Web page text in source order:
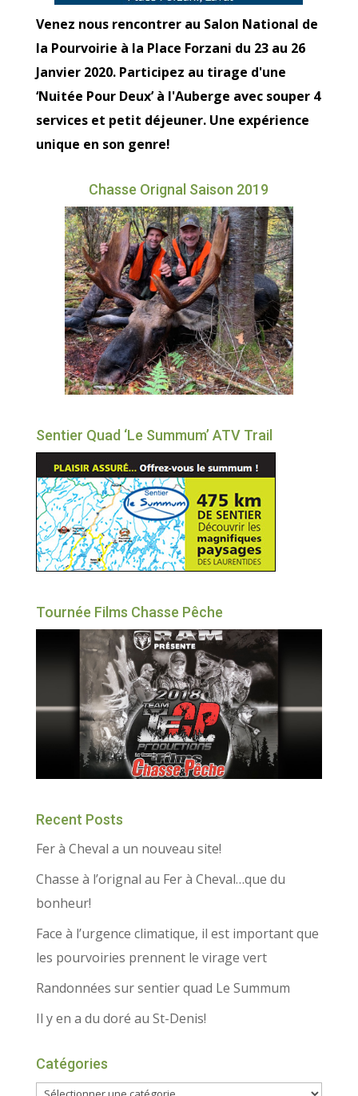
Venez nous rencontrer au Salon National de
la Pourvoirie à la Place Forzani du 23 au 26
Janvier 2020. Participez au tirage d'une
‘Nuitée Pour Deux’ à l'Auberge avec souper 4
services et petit déjeuner. Une expérience
unique en son genre!
Chasse Orignal Saison 2019
Sentier Quad ‘Le Summum’ ATV Trail
Tournée Films Chasse Pêche
Recent Posts
Fer à Cheval a un nouveau site!
Chasse à l’orignal au Fer à Cheval…que du
bonheur!
Face à l’urgence climatique, il est important que
les pourvoiries prennent le virage vert
Randonnées sur sentier quad Le Summum
Il y en a du doré au St-Denis!
Catégories